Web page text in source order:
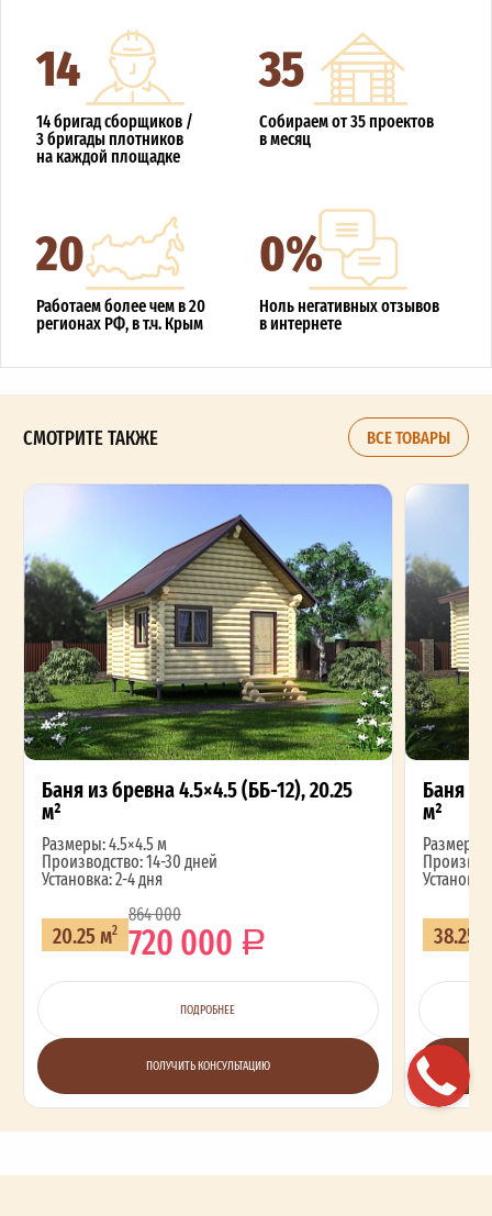
14
14 бригад сборщиков /
3 бригады плотников
на каждой площадке
35
Собираем от 35 проектов
в месяц
20
Работаем более чем в 20
регионах РФ, в т.ч. Крым
0%
Ноль негативных отзывов
в интернете
СМОТРИТЕ ТАКЖЕ ВСЕ ТОВАРЫ
Баня из бревна 4.5×4.5 (ББ-12), 20.25
м²
Размеры: 4.5×4.5 м
Производство: 14-30 дней
Установка: 2-4 дня
20.25 м2
864 000
720 000
ПОДРОБНЕЕ
ПОЛУЧИТЬ КОНСУЛЬТАЦИЮ
Баня
м²
Размеры:
38.25 м